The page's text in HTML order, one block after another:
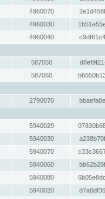
4960070
4960030
4960040
587050
587060
2790070
5940029
5940030
5940070
5940060
5940080
5940020